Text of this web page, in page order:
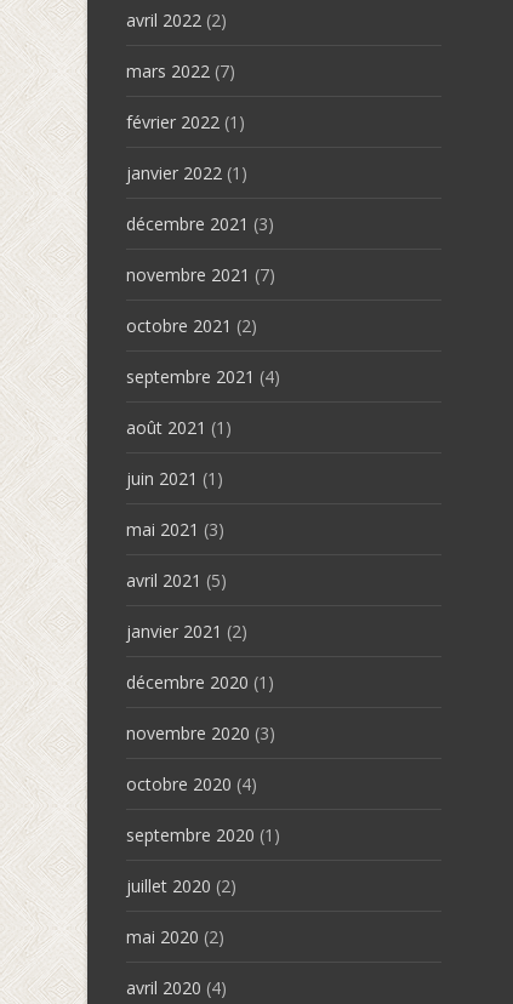
avril 2022 (2)
mars 2022 (7)
février 2022 (1)
janvier 2022 (1)
décembre 2021 (3)
novembre 2021 (7)
octobre 2021 (2)
septembre 2021 (4)
août 2021 (1)
juin 2021 (1)
mai 2021 (3)
avril 2021 (5)
janvier 2021 (2)
décembre 2020 (1)
novembre 2020 (3)
octobre 2020 (4)
septembre 2020 (1)
juillet 2020 (2)
mai 2020 (2)
avril 2020 (4)